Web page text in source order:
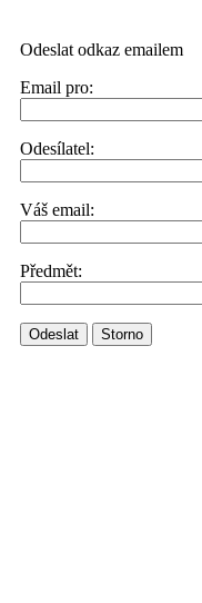
Odeslat odkaz emailem
Email pro:
Odesílatel:
Váš email:
Předmět:
Odeslat Storno